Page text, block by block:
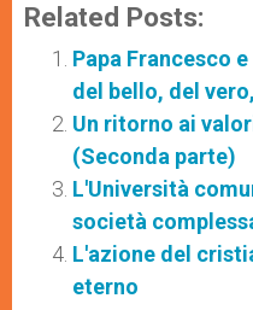
Related Posts:
Papa Francesco
del bello, del
Un ritorno ai
(Seconda parte)
L'Università
società
L'azione del
eterno